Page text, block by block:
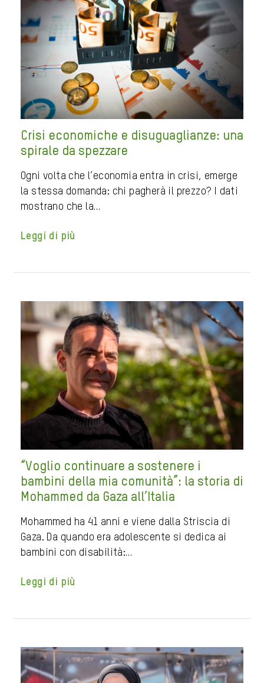
Crisi economiche e disuguaglianze: una
spirale da spezzare
Ogni volta che l’economia entra in crisi, emerge
la stessa domanda: chi pagherà il prezzo? I dati
mostrano che la…
Leggi di più
“Voglio continuare a sostenere i
bambini della mia comunità”: la storia di
Mohammed da Gaza all’Italia
Mohammed ha 41 anni e viene dalla Striscia di
Gaza. Da quando era adolescente si dedica ai
bambini con disabilità:…
Leggi di più